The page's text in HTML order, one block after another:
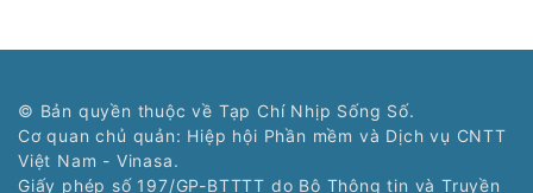
© Bản quyền thuộc về Tạp Chí Nhịp Sống Số.
Cơ quan chủ quản: Hiệp hội Phần mềm và Dịch vụ CNTT
Việt Nam - Vinasa.
Giấy phép số 197/GP-BTTTT do Bộ Thông tin và Truyền